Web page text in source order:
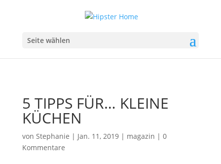
Seite wählen
5 TIPPS FÜR… KLEINE
KÜCHEN
von Stephanie | Jan. 11, 2019| magazin | 0
Kommentare